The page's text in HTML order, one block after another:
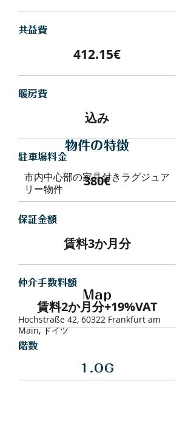
​共益費
412.15€
暖房費
込み
駐車場料金
380€
保証金額
賃料3か月分
仲介手数料額
賃料2か月分+19%VAT
​階数
1.OG
物件の特徴
市内中心部の家具付きラグジュア
リー物件
Map
Hochstraße 42, 60322 Frankfurt am
Main, ドイツ